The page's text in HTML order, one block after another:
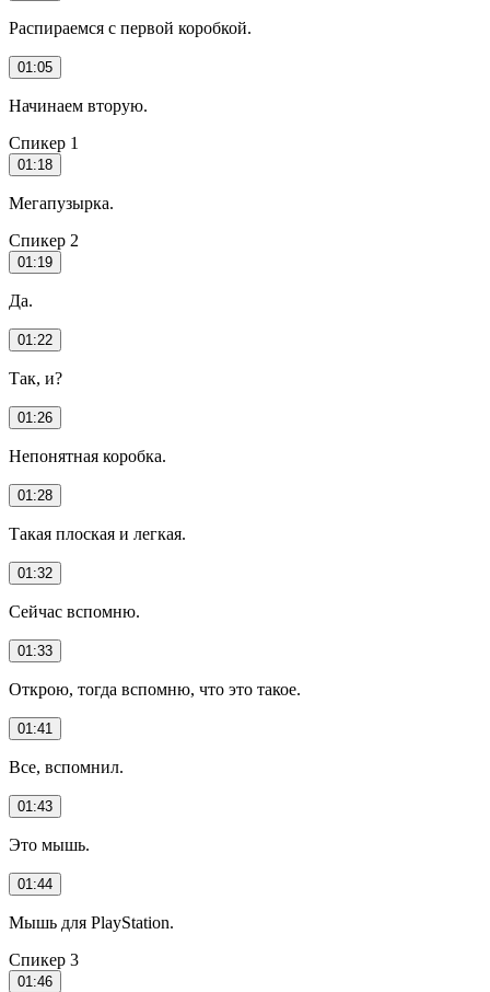
Распираемся с первой коробкой.
01:05
Начинаем вторую.
Спикер 1
01:18
Мегапузырка.
Спикер 2
01:19
Да.
01:22
Так, и?
01:26
Непонятная коробка.
01:28
Такая плоская и легкая.
01:32
Сейчас вспомню.
01:33
Открою, тогда вспомню, что это такое.
01:41
Все, вспомнил.
01:43
Это мышь.
01:44
Мышь для PlayStation.
Спикер 3
01:46